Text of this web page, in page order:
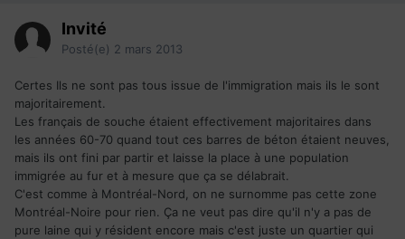
Invité
Posté(e) 2 mars 2013
Certes Ils ne sont pas tous issue de l'immigration mais ils le sont
majoritairement.
Les français de souche étaient effectivement majoritaires dans
les années 60-70 quand tout ces barres de béton étaient neuves,
mais ils ont fini par partir et laisse la place à une population
immigrée au fur et à mesure que ça se délabrait.
C'est comme à Montréal-Nord, on ne surnomme pas cette zone
Montréal-Noire pour rien. Ça ne veut pas dire qu'il n'y a pas de
pure laine qui y résident encore mais c'est juste un quartier qui